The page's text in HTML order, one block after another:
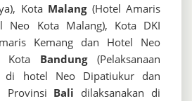
Kota Malang(Hotel Amaris
Neo Kota Malang), Kota DKI
Kemang dan Hotel Neo
Kota Bandung(Pelaksanaan
di hotel Neo Dipatiukur dan
Provinsi Bali dilaksanakan di